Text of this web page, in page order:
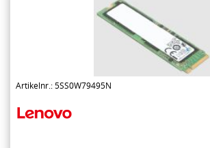
Artikelnr.: 5SS0W79495N